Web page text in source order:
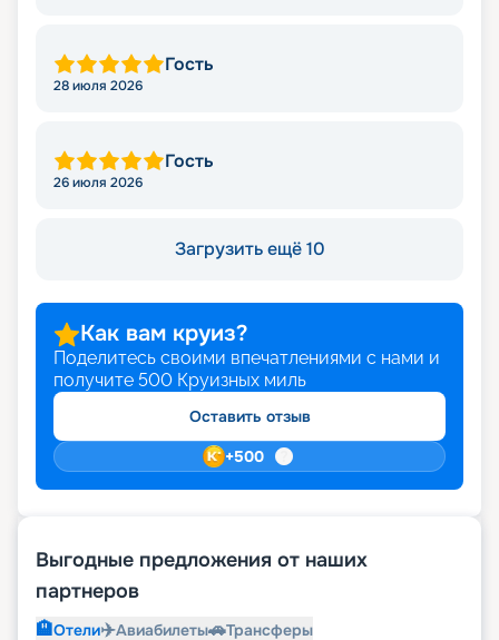
Гость
28 июля 2026
Гость
26 июля 2026
Загрузить ещё 10
Как вам круиз?
Поделитесь своими впечатлениями с нами и
получите 500 Круизных миль
Оставить отзыв
+500
Выгодные предложения от наших
партнеров
🏨Отели✈️Авиабилеты🚗Трансферы